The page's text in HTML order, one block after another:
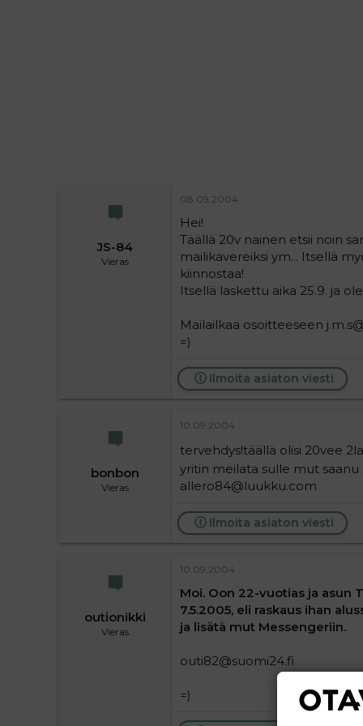
JS-84
Vieras
08.09.2004
Hei!
Täällä 20v nainen etsii noin
mailikavereiksi ym... Itsellä
kiinnostaa!
Itsellä laskettu aika 25.9. ja
Mailailkaa osoitteeseen
=)
Ilmoita asiaton viesti
bonbon
Vieras
10.09.2004
tervehdys!täällä olisi 20vee
yritin meilata sulle mut saanu
allero84@luukku.com
Ilmoita asiaton viesti
outionikki
Vieras
10.09.2004
Moi. Oon 22-vuotias ja asun
7.5.2005, eli raskaus ihan
ja lisätä mut Messengeriin.
outi82@suomi24.fi
=)